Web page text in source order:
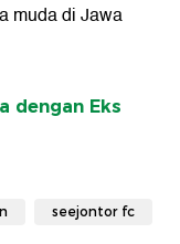
muda di Jawa
dengan Eks
seejontor fc